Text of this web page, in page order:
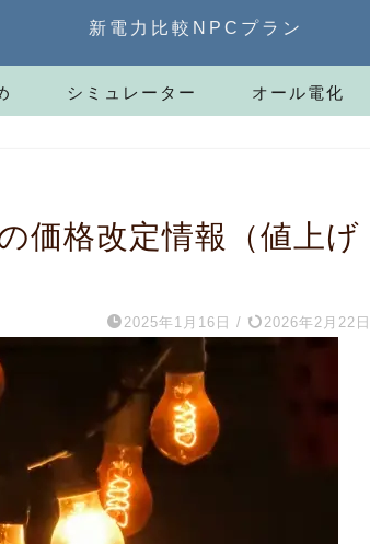
新電力比較NPCプラン
シミュレーター オール電化
価格改定情報（値上げ
2025年1月16日 / 2026年2月22日